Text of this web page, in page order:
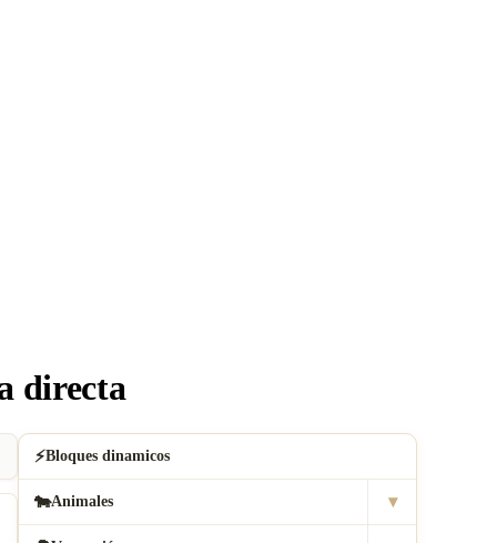
directa
⚡Bloques dinamicos
🐄Animales ▾